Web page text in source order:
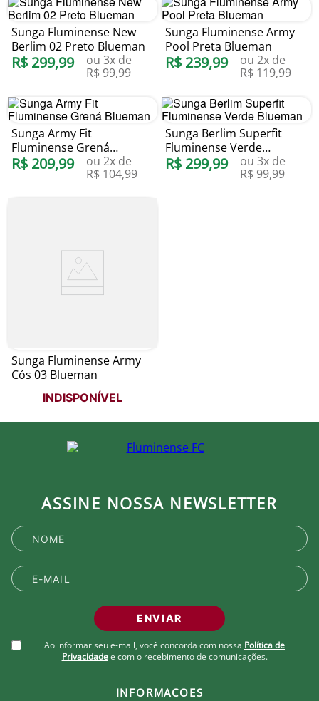
Sunga Fluminense New
Berlim 02 Preto Blueman
R$ 299,99 ou 3x de
R$ 99,99
Sunga Fluminense Army
Pool Preta Blueman
R$ 239,99 ou 2x de
R$ 119,99
Sunga Army Fit
Fluminense Grená
Blueman
R$ 209,99 ou 2x de
R$ 104,99
Sunga Berlim Superfit
Fluminense Verde
Blueman
R$ 299,99 ou 3x de
R$ 99,99
Sunga Fluminense Army
Cós 03 Blueman
INDISPONÍVEL
ASSINE NOSSA NEWSLETTER
ENVIAR
Ao informar seu e-mail, você concorda com nossa Política de
Privacidade e com o recebimento de comunicações.
INFORMACOES